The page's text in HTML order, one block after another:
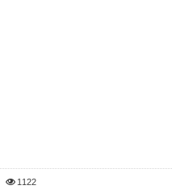
1122